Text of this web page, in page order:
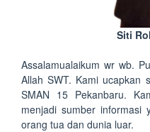
Siti
Assalamualaikum wr wb.
Allah SWT. Kami ucapkan
SMAN 15 Pekanbaru.
menjadi sumber informasi
orang tua dan dunia luar.